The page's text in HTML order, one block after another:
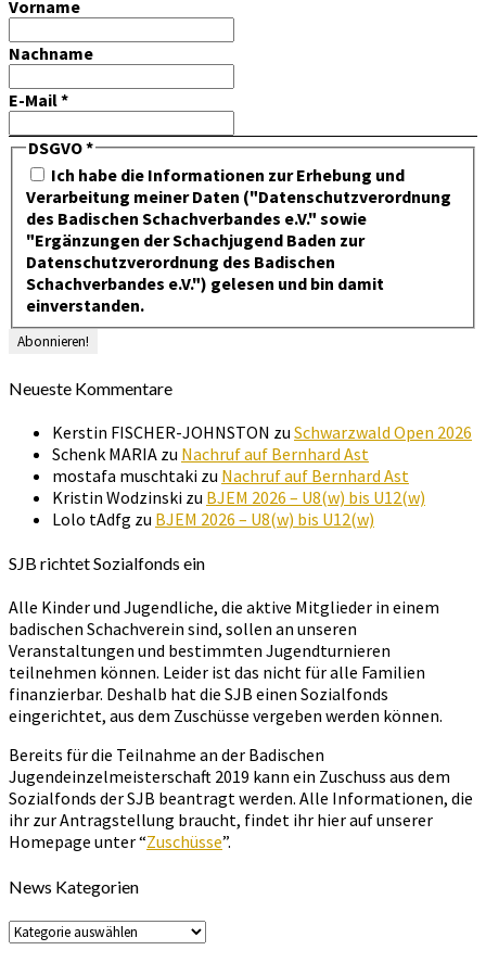
Vorname
Nachname
E-Mail*
DSGVO*
Ich habe die Informationen zur Erhebung und
Verarbeitung meiner Daten ("Datenschutzverordnung
des Badischen Schachverbandes e.V." sowie
"Ergänzungen der Schachjugend Baden zur
Datenschutzverordnung des Badischen
Schachverbandes e.V.") gelesen und bin damit
einverstanden.
Neueste Kommentare
Kerstin FISCHER-JOHNSTON zu Schwarzwald Open 2026
Schenk MARIA zu Nachruf auf Bernhard Ast
mostafa muschtaki zu Nachruf auf Bernhard Ast
Kristin Wodzinski zu BJEM 2026 – U8(w) bis U12(w)
Lolo tAdfg zu BJEM 2026 – U8(w) bis U12(w)
SJB richtet Sozialfonds ein
Alle Kinder und Jugendliche, die aktive Mitglieder in einem
badischen Schachverein sind, sollen an unseren
Veranstaltungen und bestimmten Jugendturnieren
teilnehmen können. Leider ist das nicht für alle Familien
finanzierbar. Deshalb hat die SJB einen Sozialfonds
eingerichtet, aus dem Zuschüsse vergeben werden können.
Bereits für die Teilnahme an der Badischen
Jugendeinzelmeisterschaft 2019 kann ein Zuschuss aus dem
Sozialfonds der SJB beantragt werden. Alle Informationen, die
ihr zur Antragstellung braucht, findet ihr hier auf unserer
Homepage unter “Zuschüsse”.
News Kategorien
News
Kategorien